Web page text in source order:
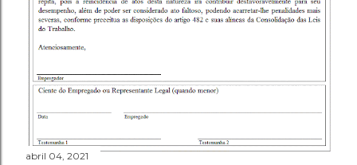
abril 04, 2021